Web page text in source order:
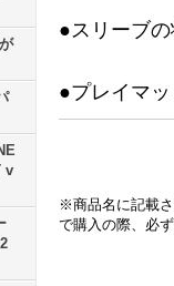
v
●スリーブ
●プレイマ
※商品名に記載
で購入の際、必